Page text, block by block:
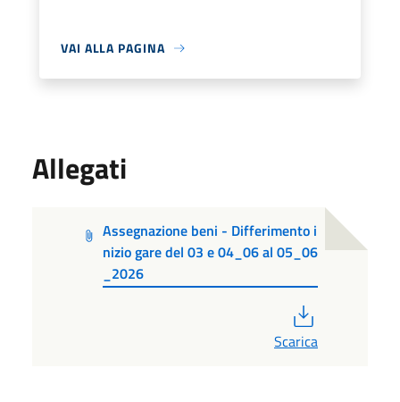
VAI ALLA PAGINA
Allegati
Assegnazione beni - Differimento i
nizio gare del 03 e 04_06 al 05_06
_2026
Scarica